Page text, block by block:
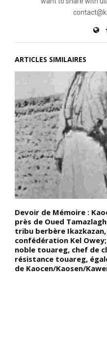
ARTICLES SIMILAIRES
Devoir de Mémoire :
près de Oued
tribu berbère
confédération Kel
noble touareg, chef de
résistance touareg,
de Kaocen/Kaosen/